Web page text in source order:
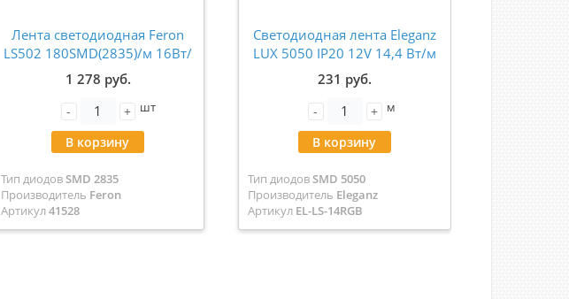
Лента светодиодная Feron
LS502 180SMD(2835)/м 16Вт/
м 24V 4000К IP20 5 метров
41528
1 278 руб.
- + шт
В корзину
Тип диодовSMD 2835
Производитель Feron
Артикул41528
Светодиодная лента Eleganz
LUX 5050 IP20 12V 14,4 Вт/м
60 Led/м RGB (цена за метр)
EL-LS-14RGB
231 руб.
- + м
В корзину
Тип диодовSMD 5050
Производитель Eleganz
Артикул EL-LS-14RGB
ЦветRGB (мульти)